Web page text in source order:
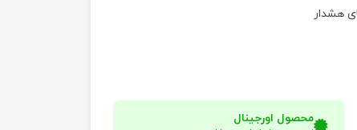
هشدار
محصول اورجینال